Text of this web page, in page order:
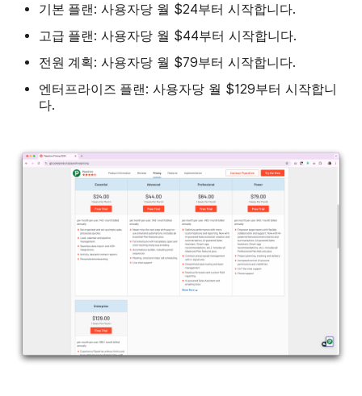
기본 플랜: 사용자당 월 $24부터 시작합니다.
고급 플랜: 사용자당 월 $44부터 시작합니다.
전원 계획: 사용자당 월 $79부터 시작합니다.
엔터프라이즈 플랜: 사용자당 월 $129부터 시작합니
다.